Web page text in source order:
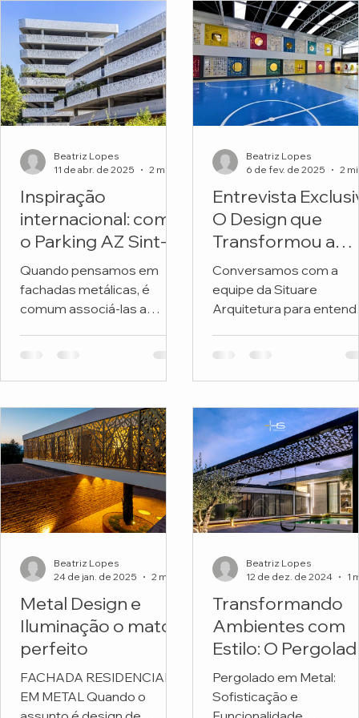
Inspiração
internacional: como
o Parking AZ Sint-
Lucas transforma
metal e natureza
em arquitetura
premiada
Quando pensamos em
fachadas metálicas, é
comum associá-las a
ou exclusivamente
do...
Beatriz Lopes
11 de abr. de 2025
Entrevista
O Design que
Transformou a
Fachada de uma
Escola
Conversamos com a
equipe da Situare
Arquitetura para
revitalizou a fachada da
Beatriz Lopes
6 de fev. de 2025
Metal Design e
Iluminação o match
perfeito
FACHADA RESIDENCIAL
EM METAL Quando o
Beatriz Lopes
24 de jan. de 2025
Transformando
Ambientes com
Estilo: O
em Metal
Personalizado da
Pergolado em Metal:
Sofisticação e
Beatriz Lopes
12 de dez. de 2024